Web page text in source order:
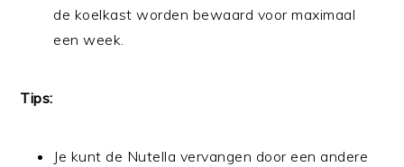
de koelkast worden bewaard voor maximaal
een week.
Tips:
Je kunt de Nutella vervangen door een andere